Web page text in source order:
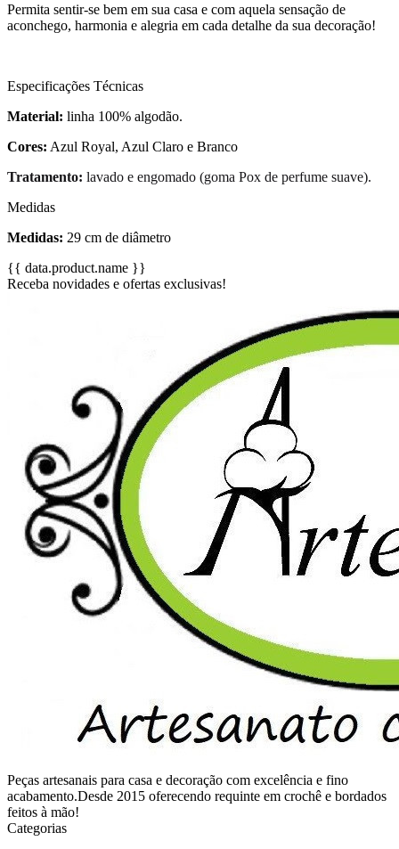
Permita sentir-se bem em sua casa e com aquela sensação de
aconchego, harmonia e alegria em cada detalhe da sua decoração!
Especificações Técnicas
Material: linha 100% algodão.
Cores: Azul Royal, Azul Claro e Branco
Tratamento: lavado e engomado (goma Pox de perfume suave).
Medidas
Medidas: 29 cm de diâmetro
{{ data.product.name }}
Receba novidades e ofertas exclusivas!
Peças artesanais para casa e decoração com excelência e fino
acabamento.Desde 2015 oferecendo requinte em crochê e bordados
feitos à mão!
Categorias